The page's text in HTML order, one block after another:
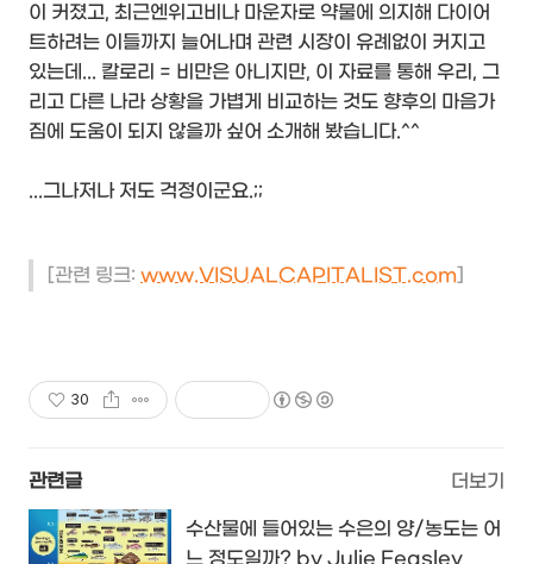
이 커졌고, 최근엔위고비나 마운자로 약물에 의지해 다이어
트하려는 이들까지 늘어나며 관련 시장이 유례없이 커지고
있는데... 칼로리 = 비만은 아니지만, 이 자료를 통해 우리, 그
리고 다른 나라 상황을 가볍게 비교하는 것도 향후의 마음가
짐에 도움이 되지 않을까 싶어 소개해 봤습니다.^^
...그나저나 저도 걱정이군요.;;
[관련 링크: www.VISUALCAPITALIST.com]
30
관련글 더보기
수산물에 들어있는 수은의 양/농도는 어
느 정도일까? by Julie Feasley